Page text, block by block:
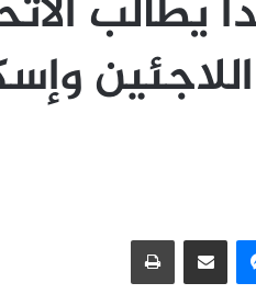
يطالب
ماسنجر مشاركة عبر البريد طباعة